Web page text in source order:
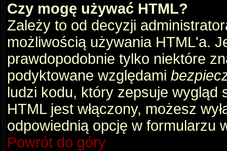
Czy mogę używać HTML?
Zależy to od decyzji
możliwością używania HTML'a.
prawdopodobnie tylko niektóre
podyktowane względami
ludzi kodu, który zepsuje wygląd
HTML jest włączony, możesz
odpowiednią opcję w formularzu
Powrót do góry